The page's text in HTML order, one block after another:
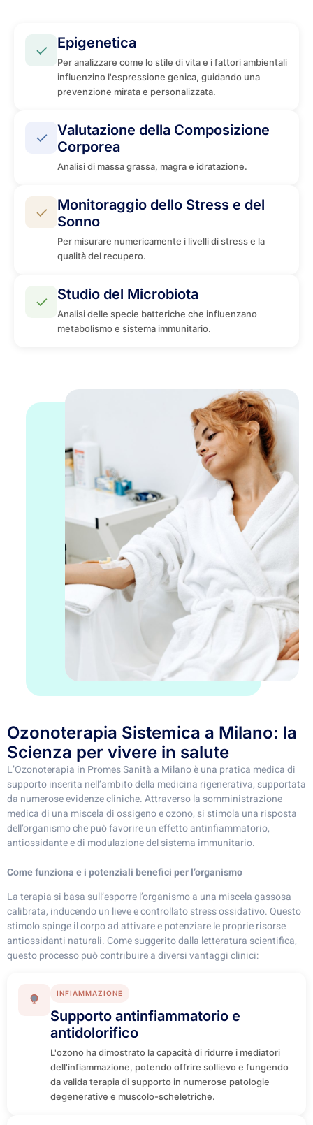
✓ Epigenetica
Per analizzare come lo stile di vita e i fattori ambientali
influenzino l'espressione genica, guidando una
prevenzione mirata e personalizzata.
✓ Valutazione della Composizione
Corporea
Analisi di massa grassa, magra e idratazione.
✓
Monitoraggio dello Stress e del
Sonno
Per misurare numericamente i livelli di stress e la
qualità del recupero.
✓ Studio del Microbiota
Analisi delle specie batteriche che influenzano
metabolismo e sistema immunitario.
Ozonoterapia Sistemica a Milano: la
Scienza per vivere in salute
L’Ozonoterapia in Promes Sanità a Milano è una pratica medica di
supporto inserita nell’ambito della medicina rigenerativa, supportata
da numerose evidenze cliniche. Attraverso la somministrazione
medica di una miscela di ossigeno e ozono, si stimola una risposta
dell’organismo che può favorire un effetto antinfiammatorio,
antiossidante e di modulazione del sistema immunitario.
Come funziona e i potenziali benefici per l’organismo
La terapia si basa sull’esporre l’organismo a una miscela gassosa
calibrata, inducendo un lieve e controllato stress ossidativo. Questo
stimolo spinge il corpo ad attivare e potenziare le proprie risorse
antiossidanti naturali. Come suggerito dalla letteratura scientifica,
questo processo può contribuire a diversi vantaggi clinici:
INFIAMMAZIONE
Supporto antinfiammatorio e
antidolorifico
L'ozono ha dimostrato la capacità di ridurre i mediatori
dell'infiammazione, potendo offrire sollievo e fungendo
da valida terapia di supporto in numerose patologie
degenerative e muscolo-scheletriche.